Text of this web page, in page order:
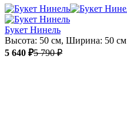
Букет Нинель
Высота: 50 см, Ширина: 50 см
5 640 ₽5 790 ₽